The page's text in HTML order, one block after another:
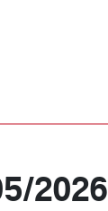
2026